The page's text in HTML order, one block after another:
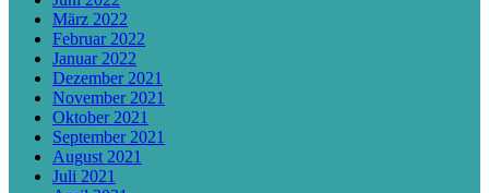
März 2022
Februar 2022
Januar 2022
Dezember 2021
November 2021
Oktober 2021
September 2021
August 2021
Juli 2021